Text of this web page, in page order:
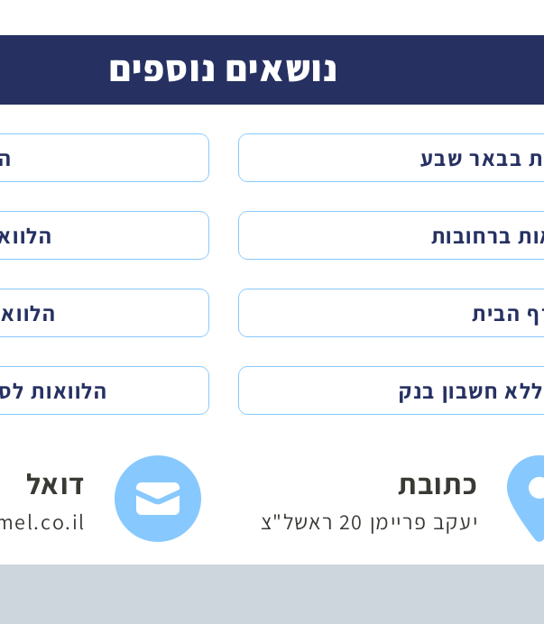
חברות
אשראי
הלוואה
חברתית
הלוואה
בצ'קים
קרנות
פרטיות
נושאים נוספים
בבאר שבע
ברחובות
הבית
חשבון בנק הלוואות
כתובת
יעקב פריימן 20 ראשל"צ
דואל